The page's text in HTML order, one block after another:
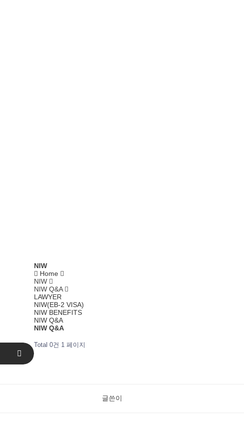
NIW
Home
NIW
NIW Q&A
LAWYER
NIW(EB-2 VISA)
NIW BENEFITS
NIW Q&A
NIW Q&A
Total 0건 1 페이지
글쓴이